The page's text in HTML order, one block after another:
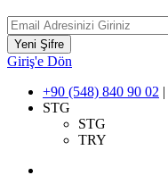
Yeni Şifre
Giriş'e Dön
+90 (548) 840 90 02 |
STG
STG
TRY